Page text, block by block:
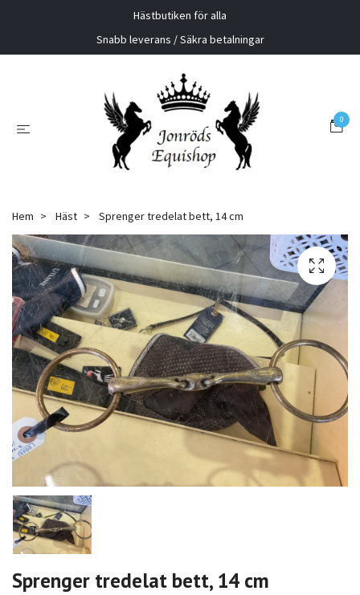
Hästbutiken för alla
Snabb leverans / Säkra betalningar
0
Hem Häst Sprenger tredelat bett, 14 cm
Sprenger tredelat bett, 14 cm